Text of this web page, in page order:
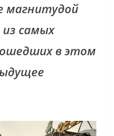
магнитудой
самых
в этом